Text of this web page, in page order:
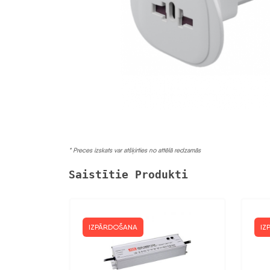
* Preces izskats var atšķirties no attēlā redzamās
Saistītie Produkti
IZPĀRDOŠANA